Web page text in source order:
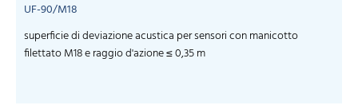
UF-90/M18
superficie di deviazione acustica per sensori con manicotto
filettato M18 e raggio d'azione ≤ 0,35 m